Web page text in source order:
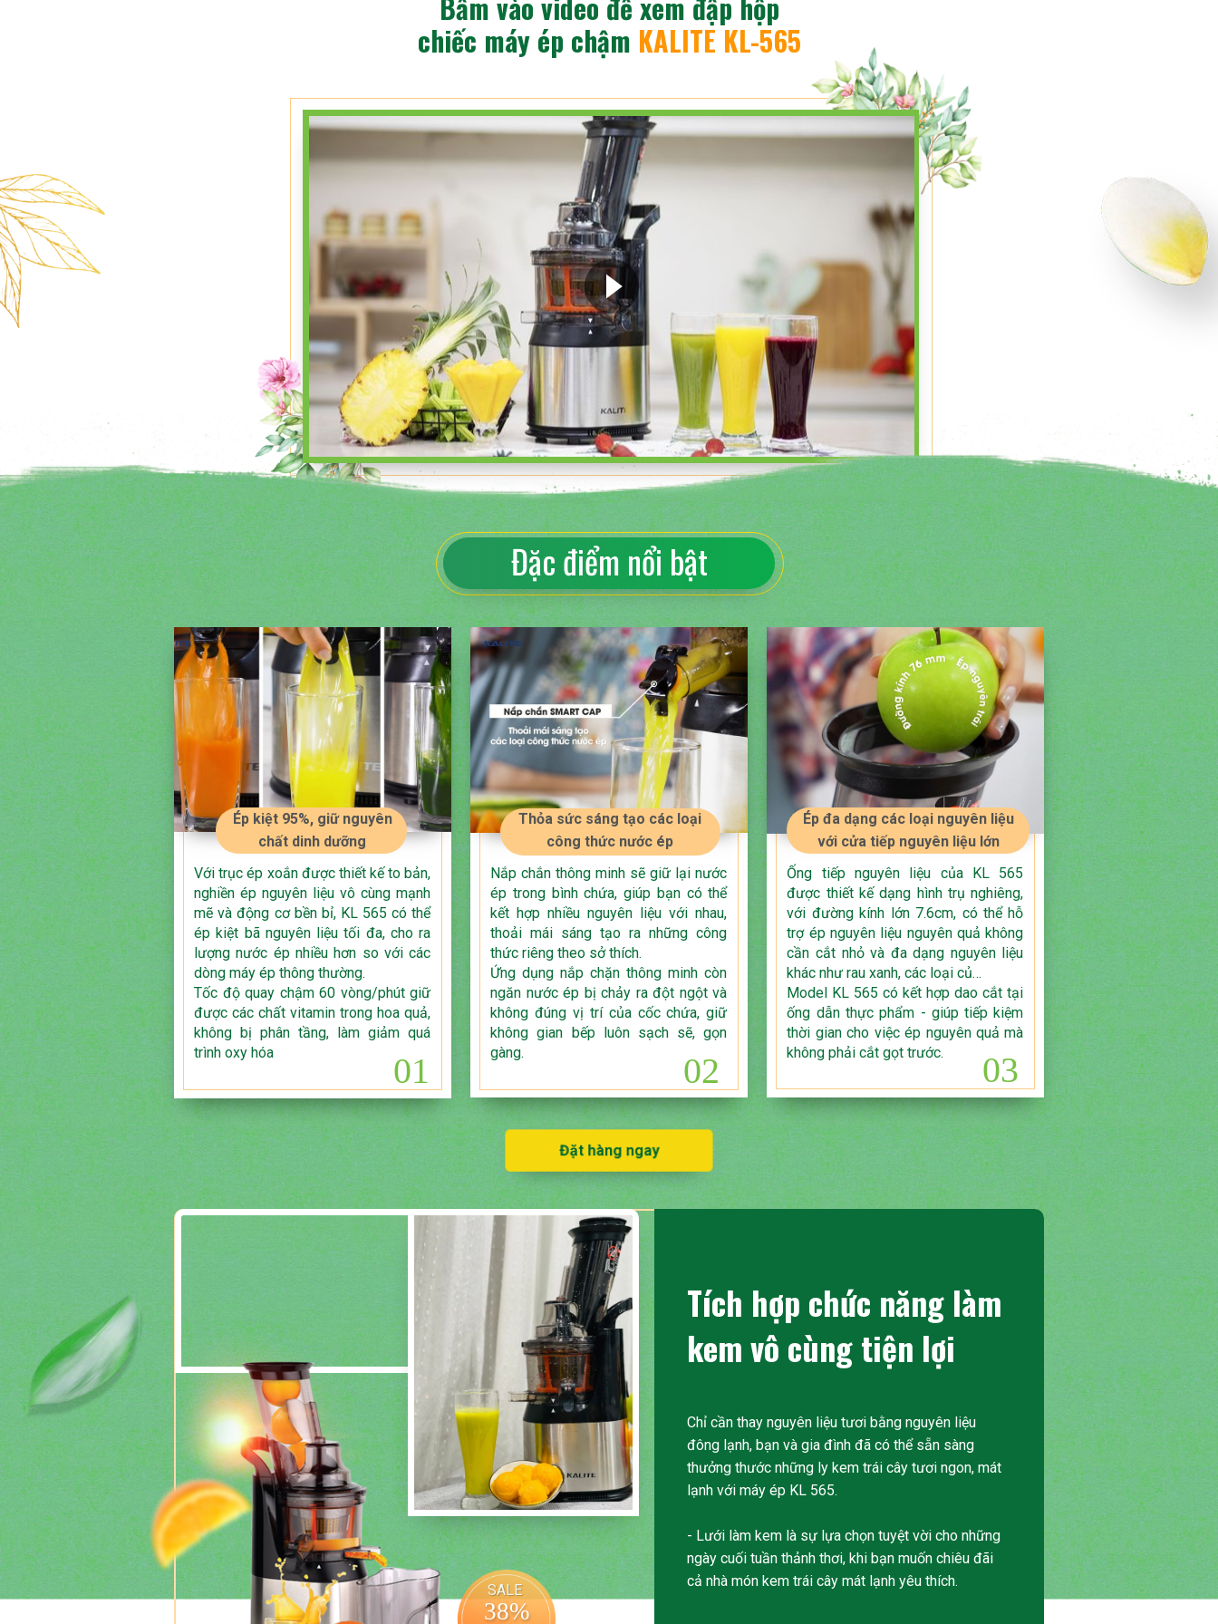
chiếc máy ép chậm KALITE KL-565
Đặc điểm nổi bật
Với trục ép xoắn được thiết kế to bản,
nghiền ép nguyên liệu vô cùng mạnh
mẽ và động cơ bền bỉ, KL 565 có thể
ép kiệt bã nguyên liệu tối đa, cho ra
lượng nước ép nhiều hơn so với các
dòng máy ép thông thường.
Tốc độ quay chậm 60 vòng/phút giữ
được các chất vitamin trong hoa quả,
không bị phân tầng, làm giảm quá
trình oxy hóa
Ép kiệt 95%, giữ nguyên
chất dinh dưỡng
01
Nắp chắn thông minh sẽ giữ lại nước
ép trong bình chứa, giúp bạn có thể
kết hợp nhiều nguyên liệu với nhau,
thoải mái sáng tạo ra những công
thức riêng theo sở thích.
Ứng dụng nắp chặn thông minh còn
ngăn nước ép bị chảy ra đột ngột và
không đúng vị trí của cốc chứa, giữ
không gian bếp luôn sạch sẽ, gọn
gàng.
Thỏa sức sáng tạo các loại
công thức nước ép
02
Ống tiếp nguyên liệu của KL 565
được thiết kế dạng hình trụ nghiêng,
với đường kính lớn 7.6cm, có thể hỗ
trợ ép nguyên liệu nguyên quả không
cần cắt nhỏ và đa dạng nguyên liệu
khác như rau xanh, các loại củ…
Model KL 565 có kết hợp dao cắt tại
ống dẫn thực phẩm - giúp tiếp kiệm
thời gian cho việc ép nguyên quả mà
không phải cắt gọt trước.
Ép đa dạng các loại nguyên liệu
với cửa tiếp nguyên liệu lớn
03
Đặt hàng ngay
Tích hợp chức năng làm
kem vô cùng tiện lợi
Chỉ cần thay nguyên liệu tươi bằng nguyên liệu
đông lạnh, bạn và gia đình đã có thể sẵn sàng
thưởng thước những ly kem trái cây tươi ngon, mát
lạnh với máy ép KL 565.
- Lưới làm kem là sự lựa chọn tuyệt vời cho những
ngày cuối tuần thảnh thơi, khi bạn muốn chiêu đãi
cả nhà món kem trái cây mát lạnh yêu thích.
38%
SALE